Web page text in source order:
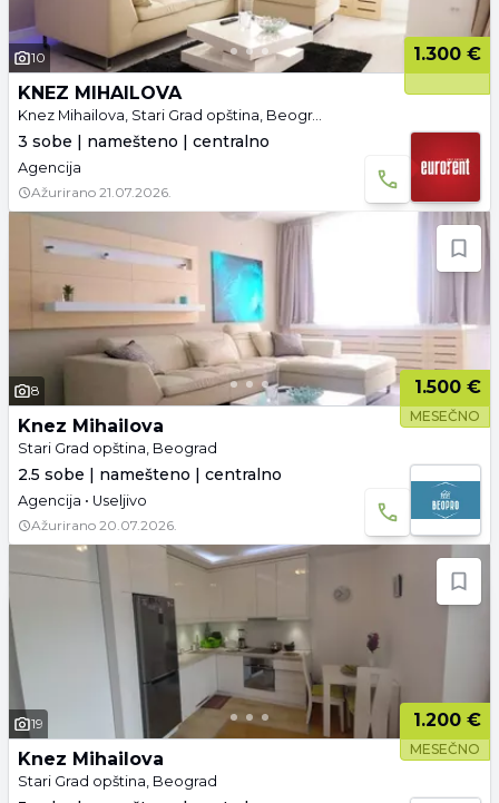
10
1.300 €
KNEZ MIHAILOVA
Knez Mihailova, Stari Grad opština, Beograd
3 sobe | namešteno | centralno
Agencija
Ažurirano 21.07.2026.
8 1.500 €
MESEČNO
Knez Mihailova
Stari Grad opština, Beograd
2.5 sobe | namešteno | centralno
Agencija • Useljivo
Ažurirano 20.07.2026.
19 1.200 €
MESEČNO
Knez Mihailova
Stari Grad opština, Beograd